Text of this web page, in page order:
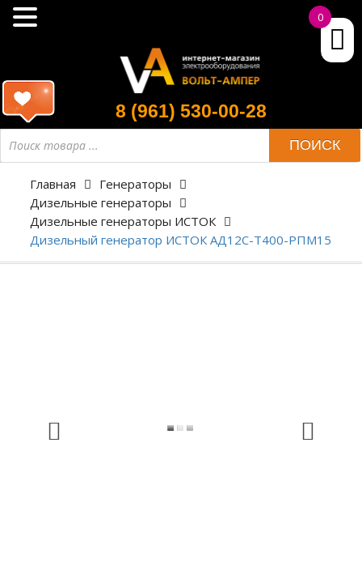
8 (961) 530-00-28
ПОИСК
Главная
Генераторы
Дизельные генераторы
Дизельные генераторы ИСТОК
Дизельный генератор ИСТОК АД12С-Т400-РПМ15
0